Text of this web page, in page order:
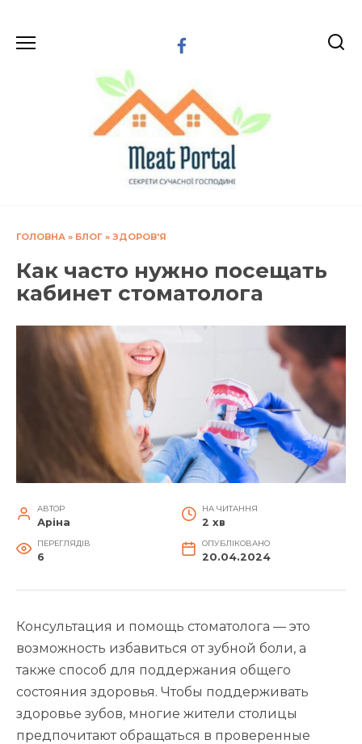
вмісту
ГОЛОВНА » БЛОГ » ЗДОРОВ'Я
Как часто нужно посещать
кабинет стоматолога
АВТОР
Аріна
НА ЧИТАННЯ
2 хв
ПЕРЕГЛЯДІВ
6
ОПУБЛІКОВАНО
20.04.2024
Консультация и помощь стоматолога — это
возможность избавиться от зубной боли, а
также способ для поддержания общего
состояния здоровья. Чтобы поддерживать
здоровье зубов, многие жители столицы
предпочитают обращаться в проверенные